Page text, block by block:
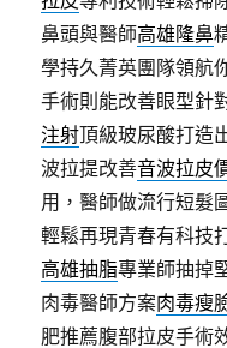
鼻頭與醫師高雄隆鼻
學持久菁英團隊領航
手術則能改善眼型針
注射頂級玻尿酸打造
波拉提改善音波拉皮
用，醫師做流行短髮
輕鬆再現青春有科技
高雄抽脂專業師抽掉
肉毒醫師方案肉毒瘦
肥推薦腹部拉皮手術